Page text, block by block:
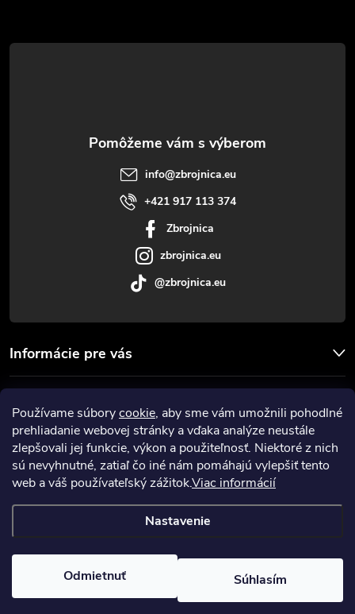
Používame súborycookie, aby sme vám umožnili pohodlné
prehliadanie webovej stránky a vďaka analýze neustále
zlepšovali jej funkcie, výkon a použiteľnosť. Niektoré z nich
sú nevyhnutné, zatiaľ čo iné nám pomáhajú vylepšiť tento
web a váš používateľský zážitok.Viac informácií
Nastavenie
Odmietnuť Súhlasím
á
Informácie pre vás
Prijímame online platby
info@zbrojnica.eu
+421 917 113 374
Zbrojnica
zbrojnica.eu
@zbrojnica.eu
cookies